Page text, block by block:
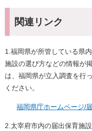
関連リンク
1.福岡県が所管している県
施設の選び方などの情報が
は、福岡県が立入調査を行
ください。
福岡県庁ホームページ/
2.太宰府市内の届出保育施